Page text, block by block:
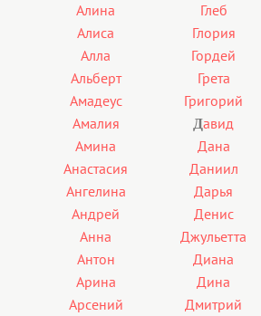
Алина
Алиса
Алла
Альберт
Амадеус
Амалия
Амина
Анастасия
Ангелина
Андрей
Анна
Антон
Арина
Арсений
Глеб
Глория
Гордей
Грета
Григорий
Давид
Дана
Даниил
Дарья
Денис
Джульетта
Диана
Дина
Дмитрий